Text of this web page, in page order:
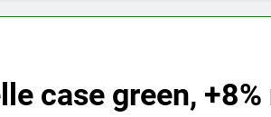
case green, +8%